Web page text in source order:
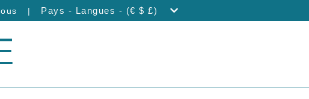
| Pays - Langues - (€ $ £)